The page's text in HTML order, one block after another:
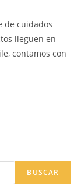
de cuidados
lleguen en
contamos con
BUSCAR